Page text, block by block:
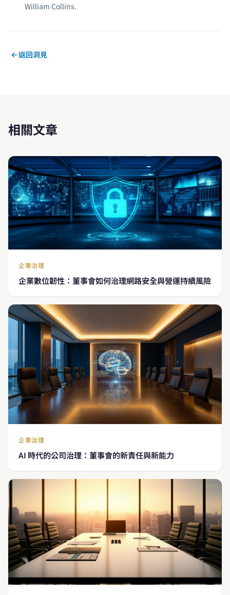
William Collins.
返回洞見
相關文章
企業治理
企業數位韌性：董事會如何治理網路安全與營運持續風險
企業治理
AI 時代的公司治理：董事會的新責任與新能力